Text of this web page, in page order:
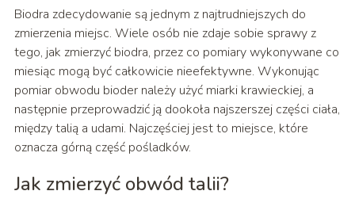
Biodra zdecydowanie są jednym z najtrudniejszych do
zmierzenia miejsc. Wiele osób nie zdaje sobie sprawy z
tego, jak zmierzyć biodra, przez co pomiary wykonywane co
miesiąc mogą być całkowicie nieefektywne. Wykonując
pomiar obwodu bioder należy użyć miarki krawieckiej, a
następnie przeprowadzić ją dookoła najszerszej części ciała,
między talią a udami. Najczęściej jest to miejsce, które
oznacza górną część pośladków.
Jak zmierzyć obwód talii?